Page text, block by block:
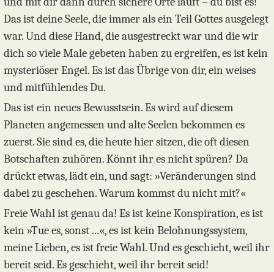
Das ist deine Seele, die immer als ein Teil Gottes ausgelegt
war. Und diese Hand, die ausgestreckt war und die wir
dich so viele Male gebeten haben zu ergreifen, es ist kein
mysteriöser Engel. Es ist das Übrige von dir, ein weises
und mitfühlendes Du.
Das ist ein neues Bewusstsein. Es wird auf diesem
Planeten angemessen und alte Seelen bekommen es
zuerst. Sie sind es, die heute hier sitzen, die oft diesen
Botschaften zuhören. Könnt ihr es nicht spüren? Da
drückt etwas, lädt ein, und sagt: »Veränderungen sind
dabei zu geschehen. Warum kommst du nicht mit?«
Freie Wahl ist genau da! Es ist keine Konspiration, es ist
kein »Tue es, sonst ...«, es ist kein Belohnungssystem,
meine Lieben, es ist freie Wahl. Und es geschieht, weil ihr
bereit seid. Es geschieht, weil ihr bereit seid!